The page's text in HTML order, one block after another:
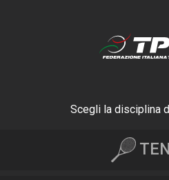
Scegli la disciplina